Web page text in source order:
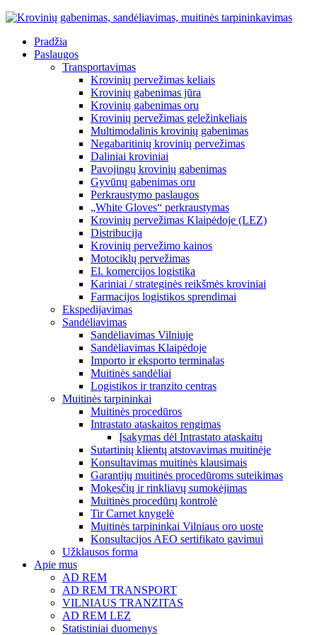
Pradžia
Paslaugos
Transportavimas
Krovinių pervežimas keliais
Krovinių gabenimas jūra
Krovinių gabenimas oru
Krovinių pervežimas geležinkeliais
Multimodalinis krovinių gabenimas
Negabaritinių krovinių pervežimas
Daliniai kroviniai
Pavojingų krovinių gabenimas
Gyvūnų gabenimas oru
Perkraustymo paslaugos
„White Gloves“ perkraustymas
Krovinių pervežimas Klaipėdoje (LEZ)
Distribucija
Krovinių pervežimo kainos
Motociklų pervežimas
El. komercijos logistika
Kariniai / strateginės reikšmės kroviniai
Farmacijos logistikos sprendimai
Ekspedijavimas
Sandėliavimas
Sandėliavimas Vilniuje
Sandėliavimas Klaipėdoje
Importo ir eksporto terminalas
Muitinės sandėliai
Logistikos ir tranzito centras
Muitinės tarpininkai
Muitinės procedūros
Intrastato ataskaitos rengimas
Įsakymas dėl Intrastato ataskaitų
Sutartinių klientų atstovavimas muitinėje
Konsultavimas muitinės klausimais
Garantijų muitinės procedūroms suteikimas
Mokesčių ir rinkliavų sumokėjimas
Muitinės procedūrų kontrolė
Tir Carnet knygelė
Muitinės tarpininkai Vilniaus oro uoste
Konsultacijos AEO sertifikato gavimui
Užklausos forma
Apie mus
AD REM
AD REM TRANSPORT
VILNIAUS TRANZITAS
AD REM LEZ
Statistiniai duomenys